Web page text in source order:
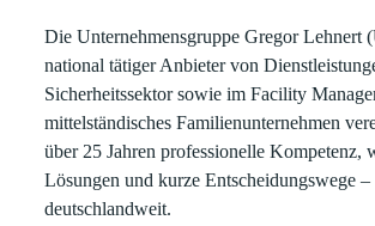
DieUnternehmensgruppe Gregor Lehnert
national tätiger Anbieter von
Sicherheitssektorsowie imFacility
mittelständisches Familienunternehmen
über 25 Jahren professionelle Kompetenz,
Lösungen und kurze Entscheidungswege –
deutschlandweit.